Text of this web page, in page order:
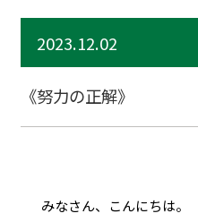
2023.12.02
《努力の正解》
みなさん、こんにちは